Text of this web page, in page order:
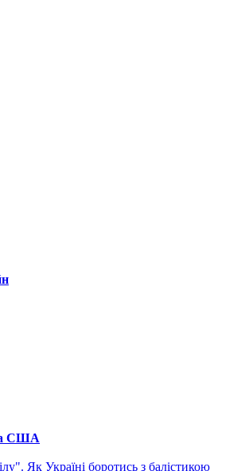
США
Як Україні боротись з балістикою